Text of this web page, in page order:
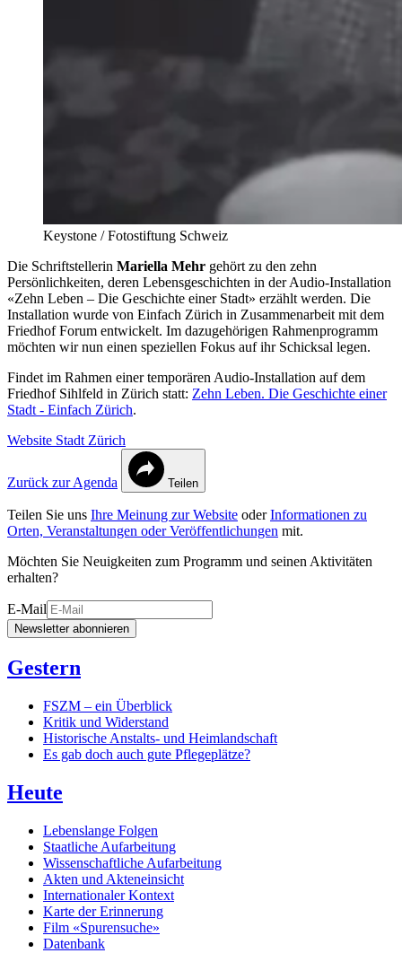
Keystone / Fotostiftung Schweiz
Die Schriftstellerin Mariella Mehr gehört zu den zehn
Persönlichkeiten, deren Lebensgeschichten in der Audio-Installation
«Zehn Leben – Die Geschichte einer Stadt» erzählt werden. Die
Installation wurde von Einfach Zürich in Zusammenarbeit mit dem
Friedhof Forum entwickelt. Im dazugehörigen Rahmenprogramm
möchten wir nun einen speziellen Fokus auf ihr Schicksal legen.
Findet im Rahmen einer temporären Audio-Installation auf dem
Friedhof Sihlfeld in Zürich statt: Zehn Leben. Die Geschichte einer
Stadt - Einfach Zürich.
Website Stadt Zürich
Zurück zur Agenda Teilen
Teilen Sie uns Ihre Meinung zur Website oderInformationen zu
Orten, Veranstaltungen oder Veröffentlichungen mit.
Möchten Sie Neuigkeiten zum Programm und seinen Aktivitäten
erhalten?
E-Mail
Newsletter abonnieren
Gestern
FSZM – ein Überblick
Kritik und Widerstand
Historische Anstalts- und Heimlandschaft
Es gab doch auch gute Pflegeplätze?
Heute
Lebenslange Folgen
Staatliche Aufarbeitung
Wissenschaftliche Aufarbeitung
Akten und Akteneinsicht
Internationaler Kontext
Karte der Erinnerung
Film «Spurensuche»
Datenbank